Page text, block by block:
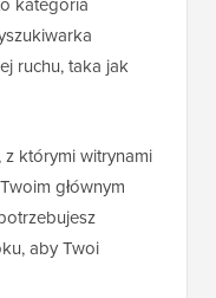
ruchu, taka jak
z którymi witrynami
głównym
aby Twoi